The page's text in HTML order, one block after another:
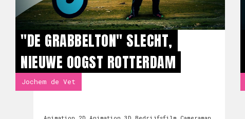
"DE GRABBELTON" SLECHT,
NIEUWE OOGST ROTTERDAM
Jochem de Vet